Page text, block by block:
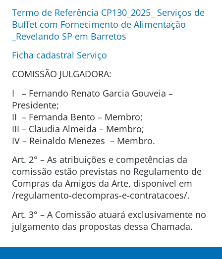
Termo de Referência CP130_2025_ Serviços de
Buffet com Fornecimento de Alimentação
_Revelando SP em Barretos
Ficha cadastral Serviço
COMISSÃO JULGADORA:
I – Fernando Renato Garcia Gouveia –
Presidente;
II – Fernanda Bento – Membro;
III – Claudia Almeida – Membro;
IV – Reinaldo Menezes – Membro.
Art. 2° – As atribuições e competências da
comissão estão previstas no Regulamento de
Compras da Amigos da Arte, disponível em
/regulamento-decompras-e-contratacoes/.
Art. 3° – A Comissão atuará exclusivamente no
julgamento das propostas dessa Chamada.